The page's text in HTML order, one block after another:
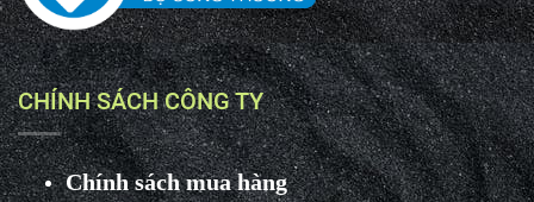
CHÍNH SÁCH CÔNG TY
Chính sách mua hàng